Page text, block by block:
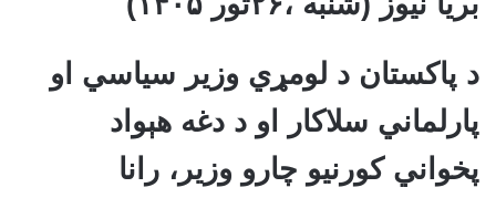
د پاکستان د لومړي وزیر سیاسي او
پارلماني سلاکار او د دغه هېواد
پخواني کورنیو چارو وزیر، رانا